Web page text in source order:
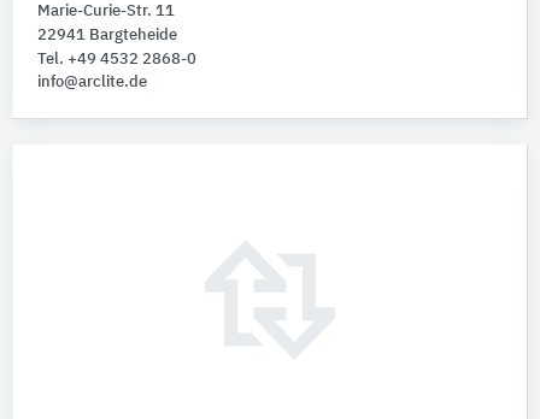
Marie-Curie-Str. 11
22941 Bargteheide
Tel. +49 4532 2868-0
info@arclite.de